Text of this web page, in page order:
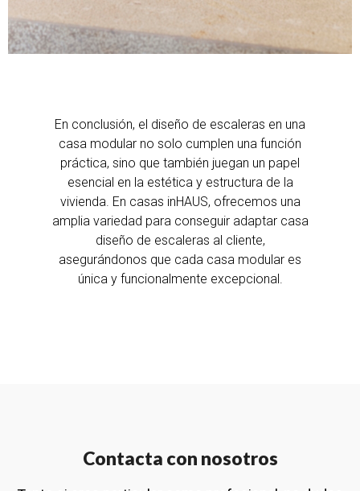
En conclusión, el diseño de escaleras en una
casa modular no solo cumplen una función
práctica, sino que también juegan un papel
esencial en la estética y estructura de la
vivienda. En casas inHAUS, ofrecemos una
amplia variedad para conseguir adaptar casa
diseño de escaleras al cliente,
asegurándonos que cada casa modular es
única y funcionalmente excepcional.
Contacta con nosotros